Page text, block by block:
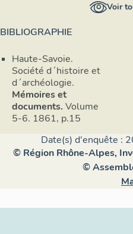
Voir
BIBLIOGRAPHIE
Haute-Savoie.
Société d´histoire et
d´archéologie.
Mémoires et
documents. Volume
5-6. 1861, p.15
Date(s) d'enquête :
© Région Rhône-Alpes,
©